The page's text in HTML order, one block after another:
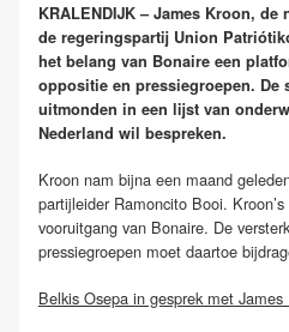
KRALENDIJK – James Kroon,
de regeringspartij Union
het belang van Bonaire een
oppositie en pressiegroepen. De
uitmonden in een lijst van
Nederland wil bespreken.
Kroon nam bijna een maand
partijleider Ramoncito Booi.
vooruitgang van Bonaire. De
pressiegroepen moet daartoe
Belkis Osepa in gesprek met James